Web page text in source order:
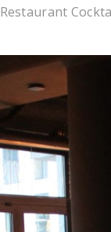
Restaurant